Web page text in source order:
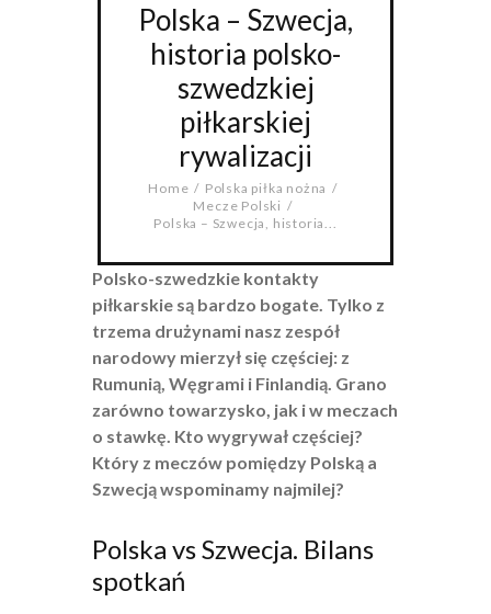
Polska – Szwecja,
historia polsko-
szwedzkiej
piłkarskiej
rywalizacji
Home
Polska piłka nożna
Mecze Polski
Polska – Szwecja, historia...
Polsko-szwedzkie kontakty
piłkarskie są bardzo bogate. Tylko z
trzema drużynami nasz zespół
narodowy mierzył się częściej: z
Rumunią, Węgrami i Finlandią. Grano
zarówno towarzysko, jak i w meczach
o stawkę. Kto wygrywał częściej?
Który z meczów pomiędzy Polską a
Szwecją wspominamy najmilej?
Polska vs Szwecja. Bilans
spotkań